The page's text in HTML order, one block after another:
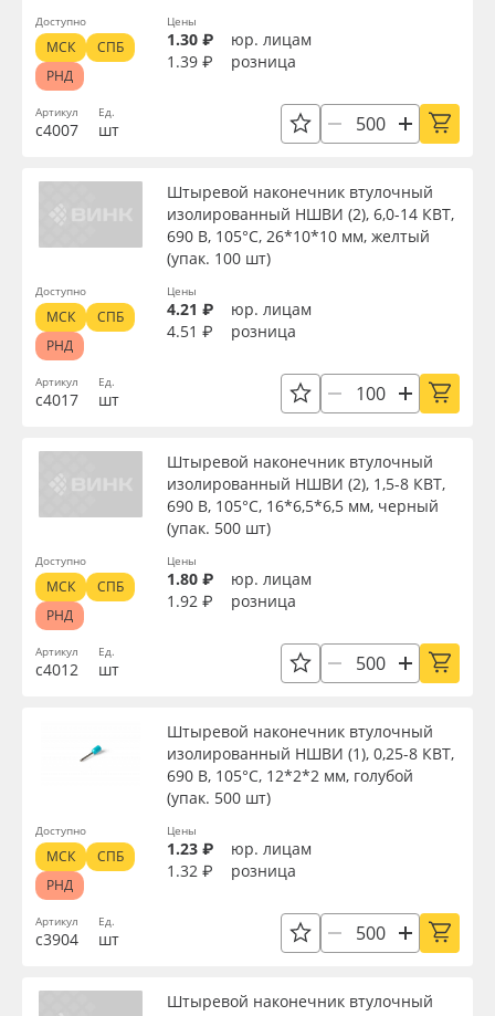
Артикул
с4007
Ед.
шт
Цены
1.30 ₽
юр. лицам
1.39 ₽
розница
Доступно
МСК
СПБ
РНД
Артикул
с4017
Штыревой наконечник втулочный
изолированный НШВИ (2), 6,0-14 КВТ,
690 В, 105°С, 26*10*10 мм, желтый
(упак. 100 шт)
Ед.
шт
Цены
4.21 ₽
юр. лицам
4.51 ₽
розница
Доступно
МСК
СПБ
РНД
Артикул
с4012
Штыревой наконечник втулочный
изолированный НШВИ (2), 1,5-8 КВТ,
690 В, 105°С, 16*6,5*6,5 мм, черный
(упак. 500 шт)
Ед.
шт
Цены
1.80 ₽
юр. лицам
1.92 ₽
розница
Доступно
МСК
СПБ
РНД
Артикул
с3904
Штыревой наконечник втулочный
изолированный НШВИ (1), 0,25-8 КВТ,
690 В, 105°С, 12*2*2 мм, голубой
(упак. 500 шт)
Ед.
шт
Цены
1.23 ₽
юр. лицам
1.32 ₽
розница
Доступно
МСК
СПБ
РНД
Штыревой наконечник втулочный